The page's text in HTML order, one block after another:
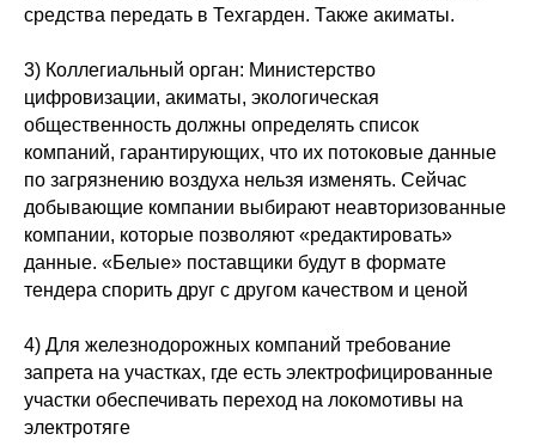
средства передать в Техгарден. Также акиматы.
3) Коллегиальный орган: Министерство
цифровизации, акиматы, экологическая
общественность должны определять список
компаний, гарантирующих, что их потоковые данные
по загрязнению воздуха нельзя изменять. Сейчас
добывающие компании выбирают неавторизованные
компании, которые позволяют «редактировать»
данные. «Белые» поставщики будут в формате
тендера спорить друг с другом качеством и ценой
4) Для железнодорожных компаний требование
запрета на участках, где есть электрофицированные
участки обеспечивать переход на локомотивы на
электротяге